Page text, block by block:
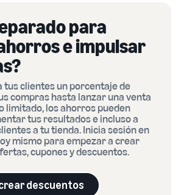
para
e impulsar
tus clientes un porcentaje de
compras hasta lanzar una venta
limitado, los ahorros pueden
tus resultados e incluso a
a tu tienda. Inicia sesión en
mismo para empezar a crear
cupones y descuentos.
descuentos